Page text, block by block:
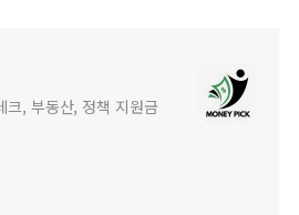
, 부동산, 정책 지원금